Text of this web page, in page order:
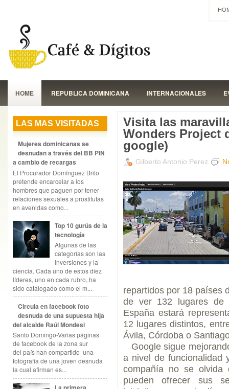
HOME REPUBLICA DOMINICANA INTERNACIONALES
LAS MAS VISITADAS
Mujeres dominicanas se
desnudan a través del BB PIN
a cambio de recargas
El Procurador Domínguez Brito
pretende encarcelar a los
hombres que paguen por tener
relaciones sexuales a prostitutas
en avenidas como...
Top 10 gurús de la
tecnología
Algunas de las
categorías son las
inversiones y la
ciencia. Cada uno de estos diez
líderes, uno en cada rubro, ha
sido catalogado como el m...
Circula en facebook foto
desnuda de una supuesta hija
del alcalde Raúl Mondesi
Santo Domingo-Varias páginas
de facebook de la zona sur
del país han compartido una
fotografía de una joven desnuda
la cual afirman es...
Visita las
Wonders Project
google)
Gilberto Antonio Perez
repartidos por 18 países
de ver 132 lugares de
España estará
12 lugares distintos,
Ávila, Córdoba o
Google sigue
a nivel de funcionalidad
compañía no se olvida
pueden ofrecer sus